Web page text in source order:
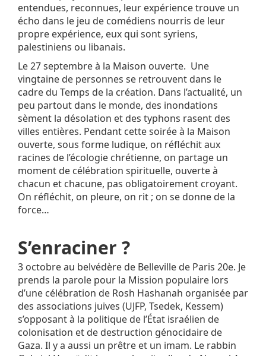
entendues, reconnues, leur expérience trouve un
écho dans le jeu de comédiens nourris de leur
propre expérience, eux qui sont syriens,
palestiniens ou libanais.
Le 27 septembre à la Maison ouverte. Une
vingtaine de personnes se retrouvent dans le
cadre du Temps de la création. Dans l’actualité, un
peu partout dans le monde, des inondations
sèment la désolation et des typhons rasent des
villes entières. Pendant cette soirée à la Maison
ouverte, sous forme ludique, on réfléchit aux
racines de l’écologie chrétienne, on partage un
moment de célébration spirituelle, ouverte à
chacun et chacune, pas obligatoirement croyant.
On réfléchit, on pleure, on rit ; on se donne de la
force…
S’enraciner ?
3 octobre au belvédère de Belleville de Paris 20e. Je
prends la parole pour la Mission populaire lors
d’une célébration de Rosh Hashanah organisée par
des associations juives (UJFP, Tsedek, Kessem)
s’opposant à la politique de l’État israélien de
colonisation et de destruction génocidaire de
Gaza. Il y a aussi un prêtre et un imam. Le rabbin